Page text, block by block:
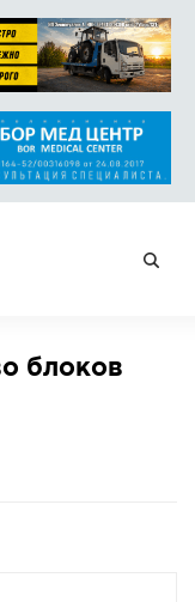
блоков